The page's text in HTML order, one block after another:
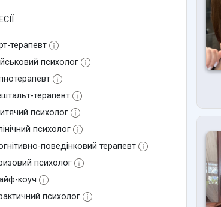
терапевт
психолог
терапевт
психолог
психолог
поведінковий терапевт
психолог
коуч
психолог